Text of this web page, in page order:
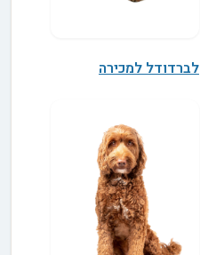
לברדודל למכירה